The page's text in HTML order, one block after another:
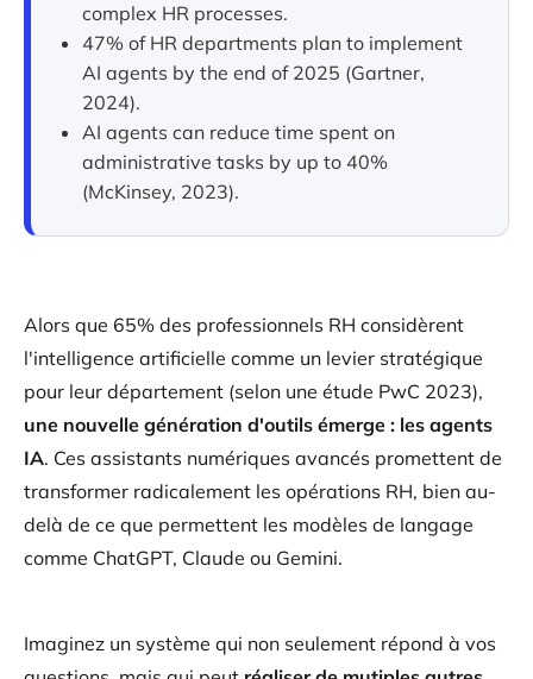
complex HR processes.
47% of HR departments plan to implement
AI agents by the end of 2025 (Gartner,
2024).
AI agents can reduce time spent on
administrative tasks by up to 40%
(McKinsey, 2023).
Alors que 65% des professionnels RH considèrent
l'intelligence artificielle comme un levier stratégique
pour leur département (selon une étude PwC 2023),
une nouvelle génération d'outils émerge : les agents
IA. Ces assistants numériques avancés promettent de
transformer radicalement les opérations RH, bien au-
delà de ce que permettent les modèles de langage
comme ChatGPT, Claude ou Gemini.
Imaginez un système qui non seulement répond à vos